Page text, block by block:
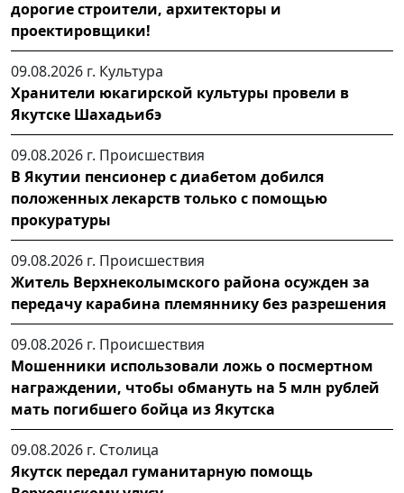
дорогие строители, архитекторы и
проектировщики!
09.08.2026 г. Культура
Хранители юкагирской культуры провели в
Якутске Шахадьибэ
09.08.2026 г. Происшествия
В Якутии пенсионер с диабетом добился
положенных лекарств только с помощью
прокуратуры
09.08.2026 г. Происшествия
Житель Верхнеколымского района осужден за
передачу карабина племяннику без разрешения
09.08.2026 г. Происшествия
Мошенники использовали ложь о посмертном
награждении, чтобы обмануть на 5 млн рублей
мать погибшего бойца из Якутска
09.08.2026 г. Столица
Якутск передал гуманитарную помощь